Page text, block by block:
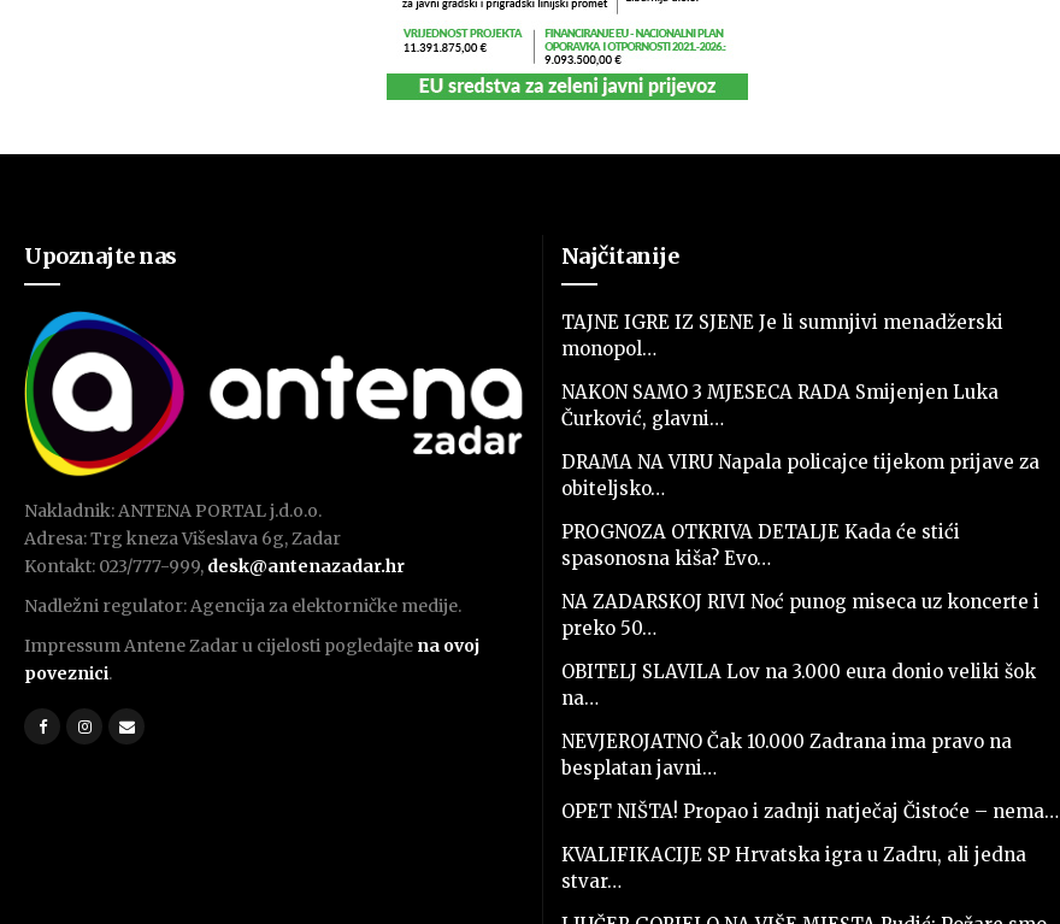
Upoznajte nas
Nakladnik: ANTENA PORTAL j.d.o.o.
Adresa: Trg kneza Višeslava 6g, Zadar
Kontakt: 023/777-999, desk@antenazadar.hr
Nadležni regulator: Agencija za elektorničke medije.
Impressum Antene Zadar u cijelosti pogledajte na ovoj
poveznici.
Najčitanije
TAJNE IGRE IZ SJENE Je li sumnjivi menadžerski
monopol…
NAKON SAMO 3 MJESECA RADA Smijenjen Luka
Čurković, glavni…
DRAMA NA VIRU Napala policajce tijekom prijave za
obiteljsko…
PROGNOZA OTKRIVA DETALJE Kada će stići
spasonosna kiša? Evo…
NA ZADARSKOJ RIVI Noć punog miseca uz koncerte i
preko 50…
OBITELJ SLAVILA Lov na 3.000 eura donio veliki šok
na…
NEVJEROJATNO Čak 10.000 Zadrana ima pravo na
besplatan javni…
OPET NIŠTA! Propao i zadnji natječaj Čistoće – nema…
KVALIFIKACIJE SP Hrvatska igra u Zadru, ali jedna
stvar…